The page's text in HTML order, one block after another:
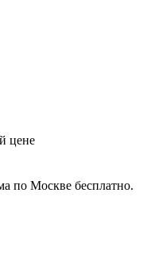
цене
по Москве бесплатно.